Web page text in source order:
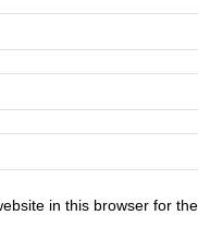
in this browser for